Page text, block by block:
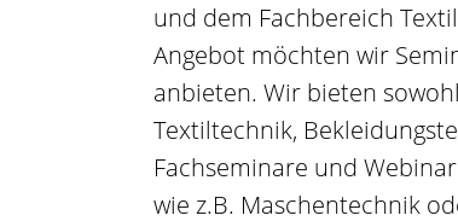
und dem Fachbereich
Angebot möchten wir
anbieten. Wir bieten
Textiltechnik,
Fachseminare und
wie z.B. Maschentechnik